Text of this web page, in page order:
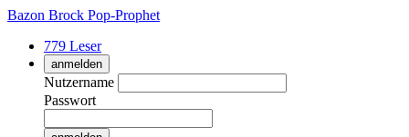
Bazon Brock Pop-Prophet
779 Leser
anmelden
Nutzername
Passwort